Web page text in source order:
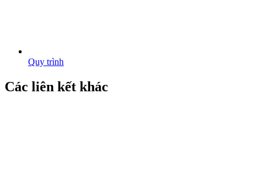
Quy trình
Các liên kết khác